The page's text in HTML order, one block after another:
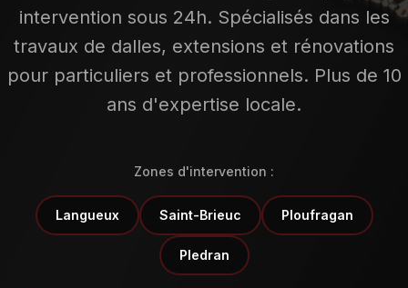
intervention sous 24h. Spécialisés dans les
travaux de dalles, extensions et rénovations
pour particuliers et professionnels. Plus de 10
ans d'expertise locale.
Zones d'intervention :
Langueux Saint-Brieuc Ploufragan
Pledran